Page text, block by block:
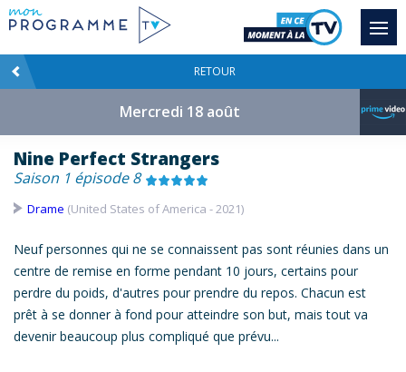
RETOUR
Mercredi 18 août
Nine Perfect Strangers
Saison 1 épisode 8
Drame (United States of America - 2021)
Neuf personnes qui ne se connaissent pas sont réunies dans un
centre de remise en forme pendant 10 jours, certains pour
perdre du poids, d'autres pour prendre du repos. Chacun est
prêt à se donner à fond pour atteindre son but, mais tout va
devenir beaucoup plus compliqué que prévu...